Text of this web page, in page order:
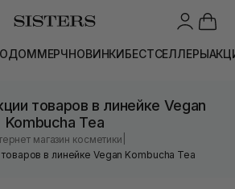
ДОММЕРЧНОВИНКИБЕСТСЕЛЛЕРЫ
товаров в линейке Vegan
Kombucha Tea
магазин косметики
в линейке Vegan Kombucha Tea